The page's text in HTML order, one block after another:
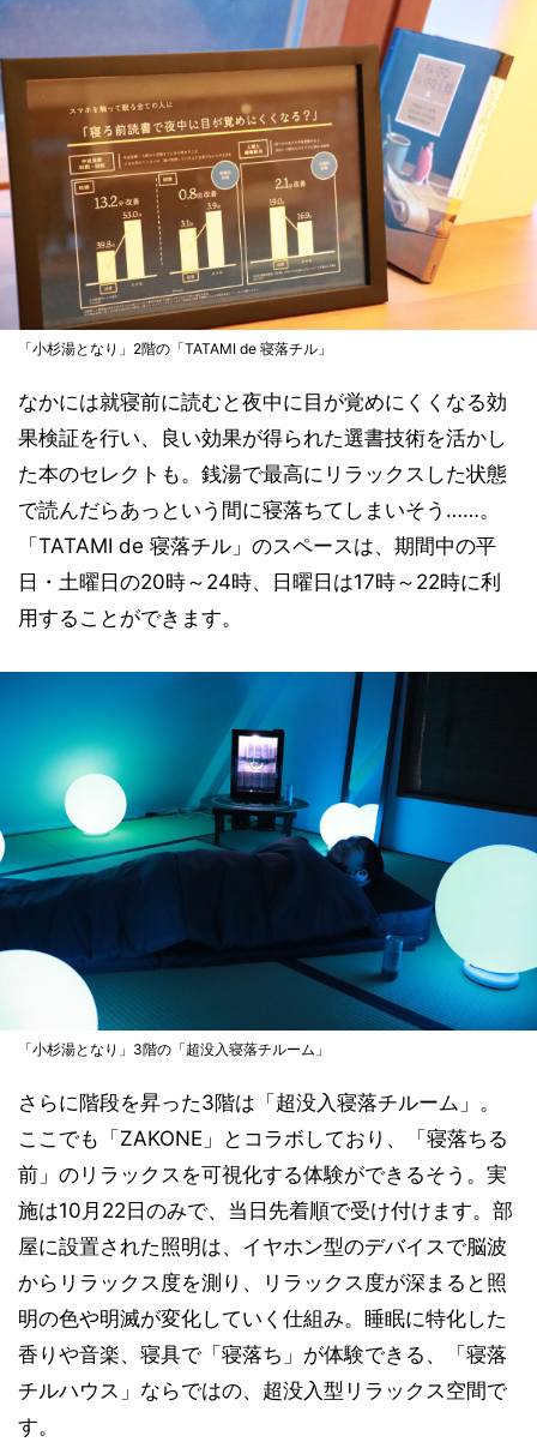
「小杉湯となり」2階の「TATAMI de 寝落チル」
なかには就寝前に読むと夜中に目が覚めにくくなる効
果検証を行い、良い効果が得られた選書技術を活かし
た本のセレクトも。銭湯で最高にリラックスした状態
で読んだらあっという間に寝落ちてしまいそう……。
「TATAMI de 寝落チル」のスペースは、期間中の平
日・土曜日の20時～24時、日曜日は17時～22時に利
用することができます。
「小杉湯となり」3階の「超没入寝落チルーム」
さらに階段を昇った3階は「超没入寝落チルーム」。
ここでも「ZAKONE」とコラボしており、「寝落ちる
前」のリラックスを可視化する体験ができるそう。実
施は10月22日のみで、当日先着順で受け付けます。部
屋に設置された照明は、イヤホン型のデバイスで脳波
からリラックス度を測り、リラックス度が深まると照
明の色や明滅が変化していく仕組み。睡眠に特化した
香りや音楽、寝具で「寝落ち」が体験できる、「寝落
チルハウス」ならではの、超没入型リラックス空間で
す。